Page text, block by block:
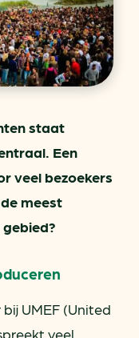
staat
Een
veel bezoekers
meest
UMEF (United
veel